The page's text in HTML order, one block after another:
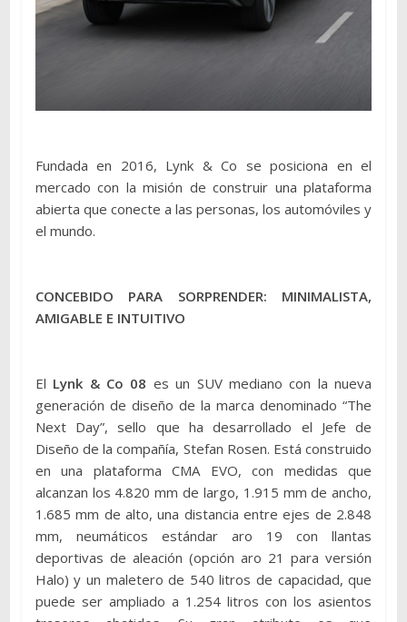
Fundada en 2016, Lynk & Co se posiciona en el
mercado con la misión de construir una plataforma
abierta que conecte a las personas, los automóviles y
el mundo.
CONCEBIDO PARA SORPRENDER: MINIMALISTA,
AMIGABLE E INTUITIVO
El Lynk & Co 08 es un SUV mediano con la nueva
generación de diseño de la marca denominado “The
Next Day”, sello que ha desarrollado el Jefe de
Diseño de la compañía, Stefan Rosen. Está construido
en una plataforma CMA EVO, con medidas que
alcanzan los 4.820 mm de largo, 1.915 mm de ancho,
1.685 mm de alto, una distancia entre ejes de 2.848
mm, neumáticos estándar aro 19 con llantas
deportivas de aleación (opción aro 21 para versión
Halo) y un maletero de 540 litros de capacidad, que
puede ser ampliado a 1.254 litros con los asientos